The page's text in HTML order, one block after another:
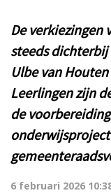
De verkiezingen
steeds dichterbij
Ulbe van
Leerlingen zijn
de
6 februari 2026